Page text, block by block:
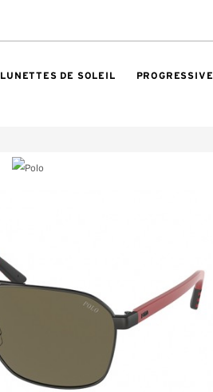
LUNETTES DE SOLEIL